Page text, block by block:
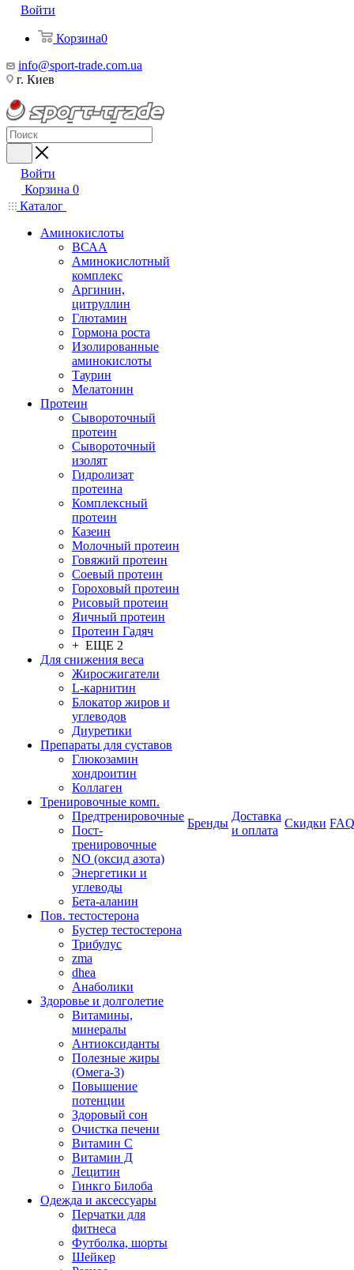
Войти
Корзина0
info@sport-trade.com.ua
г. Киев
Войти
Корзина 0
Каталог
Аминокислоты
ВСАА
Аминокислотный
комплекс
Аргинин,
цитруллин
Глютамин
Гормона роста
Изолированные
аминокислоты
Таурин
Мелатонин
Протеин
Сывороточный
протеин
Сывороточный
изолят
Гидролизат
протеина
Комплексный
протеин
Казеин
Молочный протеин
Говяжий протеин
Соевый протеин
Гороховый протеин
Рисовый протеин
Яичный протеин
Протеин Гадяч
+ ЕЩЕ 2
Для снижения веса
Жиросжигатели
L-карнитин
Блокатор жиров и
углеводов
Диуретики
Препараты для суставов
Глюкозамин
хондроитин
Коллаген
Тренировочные комп.
Предтренировочные
Пост-
тренировочные
NO (оксид азота)
Энергетики и
углеводы
Бета-аланин
Пов. тестостерона
Бустер тестостерона
Трибулус
zma
dhea
Анаболики
Здоровье и долголетие
Витамины,
минералы
Антиоксиданты
Полезные жиры
(Омега-3)
Повышение
потенции
Здоровый сон
Очистка печени
Витамин С
Витамин Д
Лецитин
Гинкго Билоба
Одежда и аксессуары
Перчатки для
фитнеса
Футболка, шорты
Шейкер
Бренды
Доставка
и оплата
Скидки FAQ